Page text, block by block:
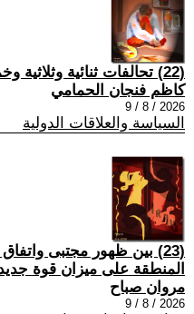
(22) تحالفات ثنائية وثلاثية وخماسية
كاظم فنجان الحمامي
2026 / 8 / 9
السياسة والعلاقات الدولية
(23) بين ظهور مجتبى
المنطقة على ميزان قوة
مروان صباح
2026 / 8 / 9